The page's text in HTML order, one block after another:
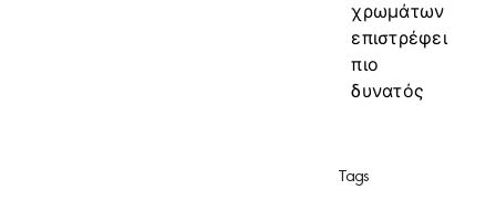
χρωμάτων
επιστρέφει
πιο
δυνατός
Tags